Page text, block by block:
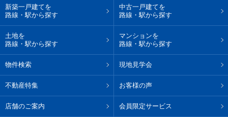
新築一戸建てを
路線・駅から探す
中古一戸建てを
路線・駅から探す
土地を
路線・駅から探す
マンションを
路線・駅から探す
物件検索 現地見学会
不動産特集 お客様の声
店舗のご案内 会員限定サービス